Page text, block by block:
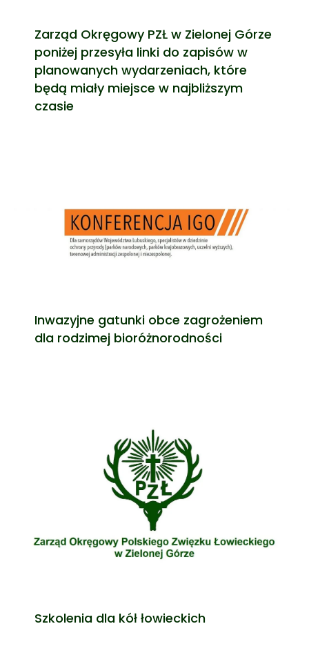
Zarząd Okręgowy PZŁ w Zielonej Górze
poniżej przesyła linki do zapisów w
planowanych wydarzeniach, które
będą miały miejsce w najbliższym
czasie
Inwazyjne gatunki obce zagrożeniem
dla rodzimej bioróżnorodności
Szkolenia dla kół łowieckich